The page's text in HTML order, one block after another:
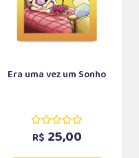
Era uma vez um Sonho
R$ 25,00